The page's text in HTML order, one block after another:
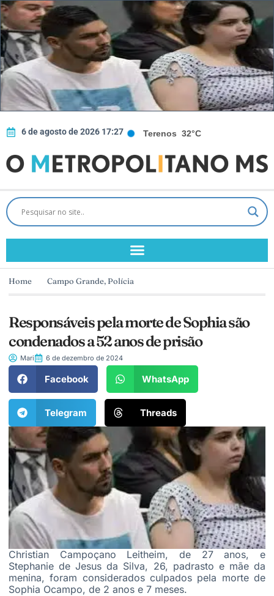
6 de agosto de 2026 17:27 Terenos 32°C
Home Campo Grande, Polícia
Responsáveis pela morte de Sophia são
condenados a 52 anos de prisão
Mari 6 de dezembro de 2024
Facebook WhatsApp
Telegram Threads
Christian Campoçano Leitheim, de 27 anos, e
Stephanie de Jesus da Silva, 26, padrasto e mãe da
menina, foram considerados culpados pela morte de
Sophia Ocampo, de 2 anos e 7 meses.